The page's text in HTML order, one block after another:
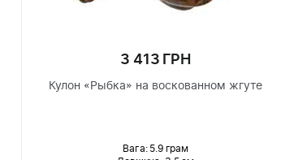
3 413 ГРН
Кулон «Рыбка» на воскованном жгуте
Вага: 5.9 грам